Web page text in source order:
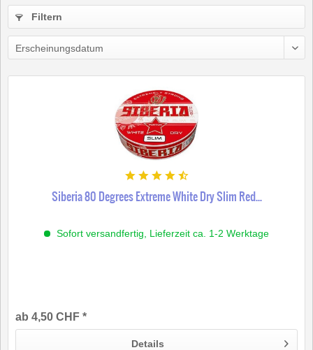
Filtern
Siberia 80 Degrees Extreme White Dry Slim Red...
Sofort versandfertig, Lieferzeit ca. 1-2 Werktage
ab 4,50 CHF *
Details